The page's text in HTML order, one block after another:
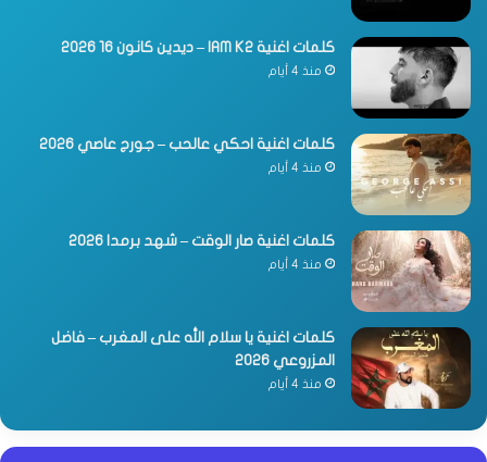
كلمات اغنية IAM K2 – ديدين كانون 16 2026
منذ 4 أيام
كلمات اغنية احكي عالحب – جورج عاصي 2026
منذ 4 أيام
كلمات اغنية صار الوقت – شهد برمدا 2026
منذ 4 أيام
كلمات اغنية يا سلام الله على المغرب – فاضل
المزروعي 2026
منذ 4 أيام